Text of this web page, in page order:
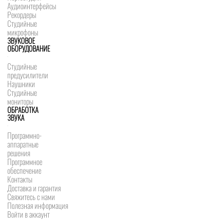
Аудиоинтерфейсы
Рекордеры
Студийные
микрофоны
ЗВУКОВОЕ
ОБОРУДОВАНИЕ
Студийные
предусилители
Наушники
Студийные
мониторы
ОБРАБОТКА
ЗВУКА
Программно-
аппаратные
решения
Программное
обеспечение
Контакты
Доставка и гарантия
Свяжитесь с нами
Полезная информация
Войти в аккаунт